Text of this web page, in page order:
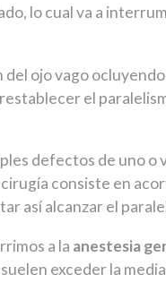
lo cual va a
ojo vago
el
defectos de uno o
consiste en
así alcanzar el
a la anestesia
exceder la